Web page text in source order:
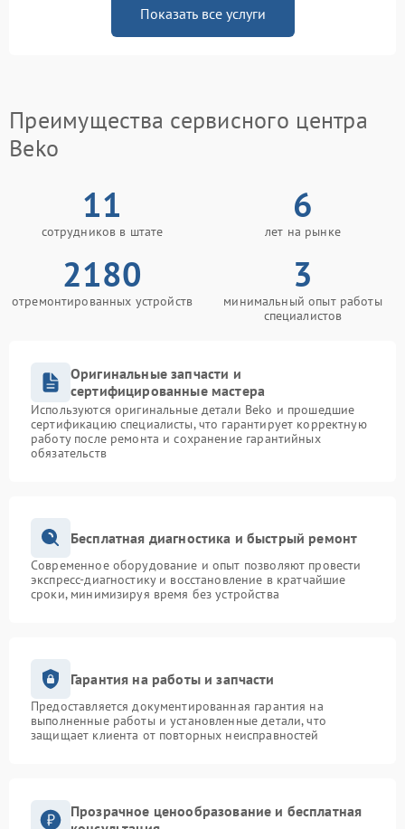
Показать все услуги
Преимущества сервисного центра
Beko
11
сотрудников в штате
6
лет на рынке
2180
отремонтированных устройств
3
минимальный опыт работы
специалистов
Оригинальные запчасти и
сертифицированные мастера
Используются оригинальные детали Beko и прошедшие
сертификацию специалисты, что гарантирует корректную
работу после ремонта и сохранение гарантийных
обязательств
Бесплатная диагностика и быстрый ремонт
Современное оборудование и опыт позволяют провести
экспресс-диагностику и восстановление в кратчайшие
сроки, минимизируя время без устройства
Гарантия на работы и запчасти
Предоставляется документированная гарантия на
выполненные работы и установленные детали, что
защищает клиента от повторных неисправностей
Прозрачное ценообразование и бесплатная